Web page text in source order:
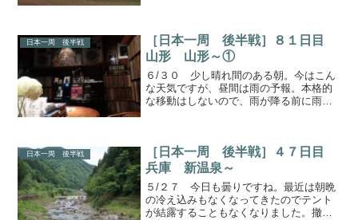
空隊員の育成を行ってい...
日本一周 後半戦
［日本一周 後半戦］８１日目
山形 山形～①
６/３０ 少し晴れ間のある朝。今はこん
な天気ですが、昼間は雨の予報。本格的
な移動はしないので、雨が降る前に雨宿
ちょうど良い。こんな景...
日本一周 後半戦
［日本一周 後半戦］４７日目
兵庫 新温泉～
５/２７ 今日も曇りですね。最近は朝晩
の冷え込みもなくなってきたのでテント
が結露することもなくなりました。撤収